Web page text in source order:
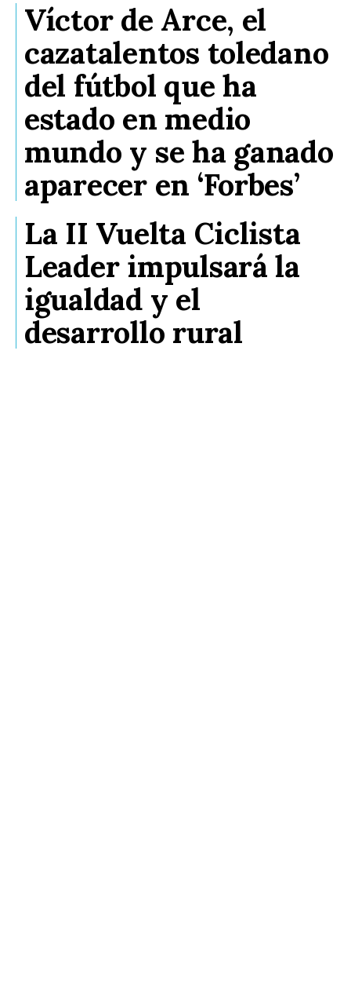
Víctor de Arce, el
cazatalentos toledano
del fútbol que ha
estado en medio
mundo y se ha ganado
aparecer en ‘Forbes’
La II Vuelta Ciclista
Leader impulsará la
igualdad y el
desarrollo rural